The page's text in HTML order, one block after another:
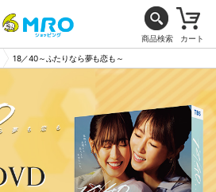
商品検索 カート
18／40～ふたりなら夢も恋も～